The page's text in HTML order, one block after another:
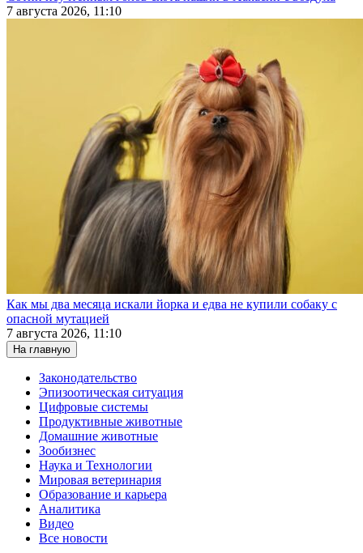
7 августа 2026, 11:10
Как мы два месяца искали йорка и едва не купили собаку с
опасной мутацией
7 августа 2026, 11:10
На главную
Законодательство
Эпизоотическая ситуация
Цифровые системы
Продуктивные животные
Домашние животные
Зообизнес
Наука и Технологии
Мировая ветеринария
Образование и карьера
Аналитика
Видео
Все новости